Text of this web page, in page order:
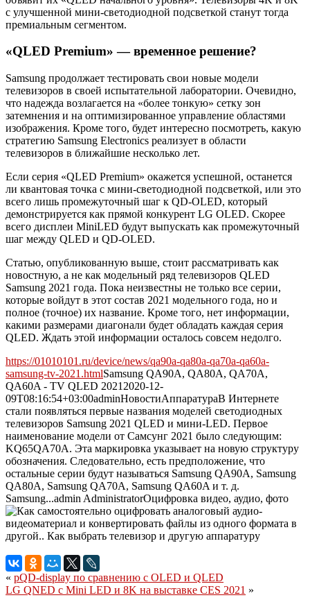
с улучшенной мини-светодиодной подсветкой станут тогда
премиальным сегментом.
«QLED Premium» — временное решение?
Samsung продолжает тестировать свои новые модели
телевизоров в своей испытательной лаборатории. Очевидно,
что надежда возлагается на «более тонкую» сетку зон
затемнения и на оптимизированное управление областями
изображения. Кроме того, будет интересно посмотреть, какую
стратегию Samsung Electronics реализует в области
телевизоров в ближайшие несколько лет.
Если серия «QLED Premium» окажется успешной, останется
ли квантовая точка с мини-светодиодной подсветкой, или это
всего лишь промежуточный шаг к QD-OLED, который
демонстрируется как прямой конкурент LG OLED. Скорее
всего дисплеи MiniLED будут выпускать как промежуточный
шаг между QLED и QD-OLED.
Статью, опубликованную выше, стоит рассматривать как
новостную, а не как модельный ряд телевизоров QLED
Samsung 2021 года. Пока неизвестны не только все серии,
которые войдут в этот состав 2021 модельного года, но и
полное (точное) их название. Кроме того, нет информации,
какими размерами диагонали будет обладать каждая серия
QLED. Ждать этой информации осталось совсем недолго.
https://01010101.ru/device/news/qa90a-qa80a-qa70a-qa60a-
samsung-tv-2021.htmlSamsung QA90A, QA80A, QA70A,
QA60A - TV QLED 2021 2020-12-
09T08:16:54+03:00adminНовостиАппаратураВ Интернете
стали появляться первые названия моделей светодиодных
телевизоров Samsung 2021 QLED и мини-LED. Первое
наименование модели от Самсунг 2021 было следующим:
KQ65QA70A. Эта маркировка указывает на новую структуру
обозначения. Следовательно, есть предположение, что
остальные серии будут называться Samsung QA90A, Samsung
QA80A, Samsung QA70A, Samsung QA60A и т. д.
Samsung...admin AdministratorОцифровка видео, аудио, фото
« pQD-display по сравнению с OLED и QLED
LG QNED с Mini LED и 8K на выставке CES 2021 »